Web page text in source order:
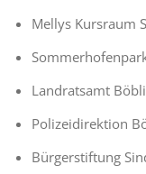
Mellys Kursraum
Landratsamt
Polizeidirektion
Bürgerstiftung